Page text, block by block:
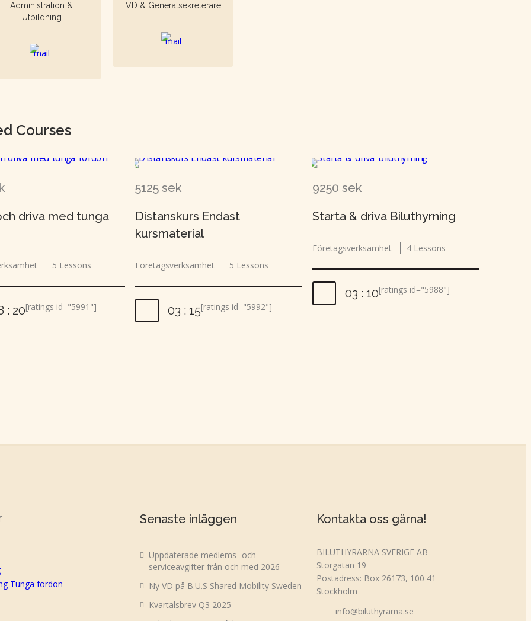
Administration &
Utbildning
VD & Generalsekreterare
Courses
driva med tunga
5 Lessons
: 20[ratings id="5991"]
5125 sek
Distanskurs Endast
kursmaterial
Företagsverksamhet 5 Lessons
03 : 15[ratings id="5992"]
9250 sek
Starta & driva Biluthyrning
Företagsverksamhet 4 Lessons
03 : 10[ratings id="5988"]
Tunga fordon
Senaste inläggen
Uppdaterade medlems- och
serviceavgifter från och med 2026
Ny VD på B.U.S Shared Mobility Sweden
Kvartalsbrev Q3 2025
Kontakta oss gärna!
BILUTHYRARNA SVERIGE AB
Storgatan 19
Postadress: Box 26173, 100 41
Stockholm
info@biluthyrarna.se